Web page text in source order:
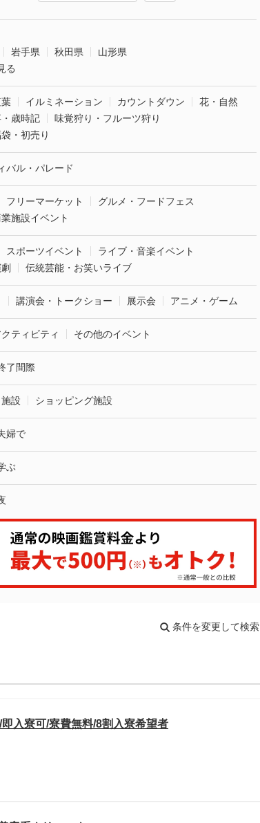
岩手県 秋田県
山形県
る
イルミネーション カウントダウン
花・自然
歳時記
味覚狩り・フルーツ狩り
・初売り
バル・パレード
フリーマーケット
グルメ・フードフェス
施設イベント
スポーツイベント
ライブ・音楽イベント
伝統芸能・お笑いライブ
講演会・トークショー 展示会 アニメ・ゲーム
ティビティ その他のイベント
了間際
設 ショッピング施設
婦で
ぶ
条件を変更して検索
入寮可/寮費無料/8割入寮希望者